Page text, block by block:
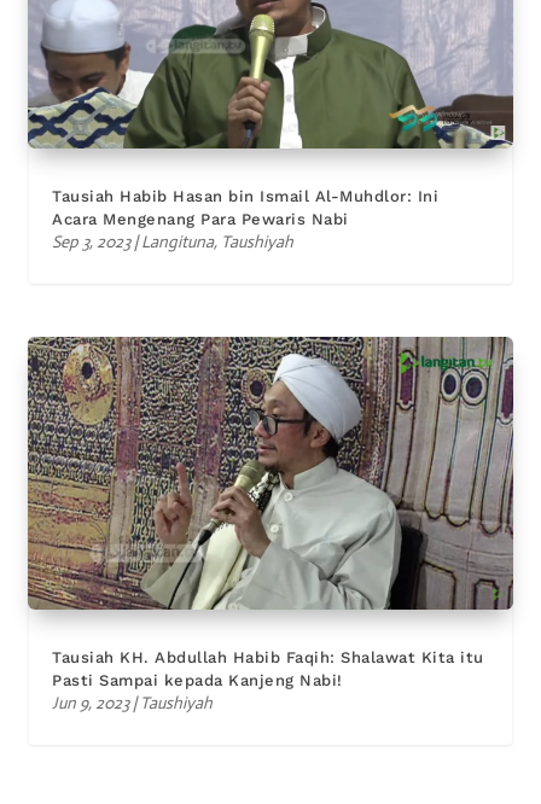
Tausiah Habib Hasan bin Ismail Al-Muhdlor: Ini
Acara Mengenang Para Pewaris Nabi
Sep 3, 2023|Langituna, Taushiyah
Tausiah KH. Abdullah Habib Faqih: Shalawat Kita itu
Pasti Sampai kepada Kanjeng Nabi!
Jun 9, 2023|Taushiyah